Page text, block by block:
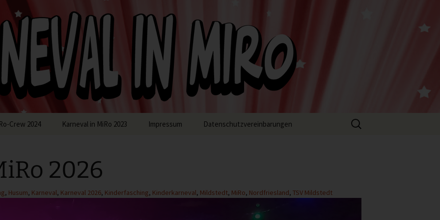
MiRo
Crew 2024 Karneval in MiRo 2023 Impressum Datenschutzvereinbarungen
Suchen
nach:
2026
, Husum, Karneval, Karneval 2026, Kinderfasching, Kinderkarneval, Mildstedt, MiRo, Nordfriesland, TSV Mildstedt